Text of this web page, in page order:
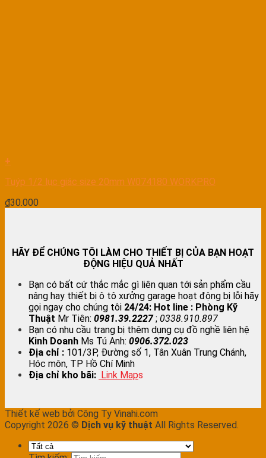
+
Tuýp 1/2 lục giác size 20mm W074180 WORKPRO
₫30.000
HÃY ĐỂ CHÚNG TÔI LÀM CHO THIẾT BỊ CỦA BẠN HOẠT
ĐỘNG HIỆU QUẢ NHẤT
Bạn có bất cứ thắc mắc gì liên quan tới sản phẩm cầu
nâng hay thiết bị ô tô xưởng garage hoạt động bị lỗi hãy
gọi ngay cho chúng tôi 24/24: Hot line : Phòng Kỹ
Thuật Mr Tiên: 0981.39.2227; 0338.910.897
Bạn có nhu cầu trang bị thêm dụng cụ đồ nghề liên hệ
Kinh Doanh Ms Tú Anh: 0906.372.023
Địa chỉ : 101/3P, Đường số 1, Tân Xuân Trung Chánh,
Hóc môn, TP Hồ Chí Minh
Địa chỉ kho bãi: Link Maps
Thiết kế web bởi Công Ty Vinahi.com
Copyright 2026 © Dịch vụ kỹ thuật All Rights Reserved.